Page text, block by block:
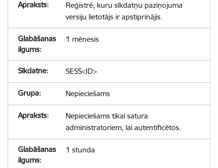
Reģistrē, kuru sīkdatņu paziņojuma
versiju lietotājs ir apstiprinājis.
1 mēnesis
SESS<ID>
Nepieciešams
Nepieciešams tikai satura
administratoriem, lai autentificētos.
1 stunda